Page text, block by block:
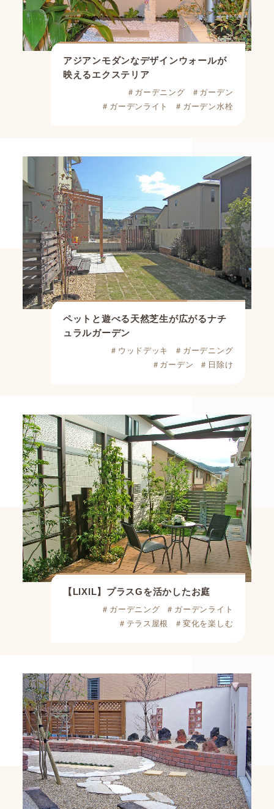
アジアンモダンなデザインウォールが
映えるエクステリア
＃ガーデニング
＃ガーデン
＃ガーデンライト
＃ガーデン水栓
ペットと遊べる天然芝生が広がるナチ
ュラルガーデン
＃ウッドデッキ
＃ガーデニング
＃ガーデン
＃日除け
【LIXIL】プラスGを活かしたお庭
＃ガーデニング
＃ガーデンライト
＃テラス屋根
＃変化を楽しむ